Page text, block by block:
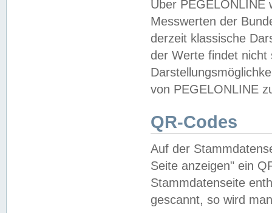
Über PEGELONLINE
Messwerten der
derzeit klassische
der Werte findet
von PEGELONLINE
QR-Codes
Auf der
Seite anzeigen" ein
Stammdatenseite
gescannt, so wird